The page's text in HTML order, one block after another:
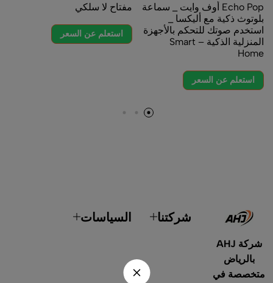
Echo Pop أوف وايت _ سماعة
بلوتوث ذكية مع أليكسا _
استخدم صوتك للتحكم بالأجهزة
المنزلية الذكية – Smart
Home
استعلم عن السعر
مفتاح لا سلكي
استعلم عن السعر
شركة AHJ
بالرياض
متخصصة في
شركتنا السياسات